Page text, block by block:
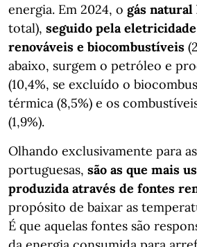
energia. Em 2024, o gás
total), seguido pela eletricidade
renováveis e biocombustíveis
abaixo, surgem o petróleo e
(10,4%, se excluído o
térmica (8,5%) e os
(1,9%).
Olhando exclusivamente para
portuguesas, são as que mais
produzida através de fontes
propósito de baixar as
É que aquelas fontes são